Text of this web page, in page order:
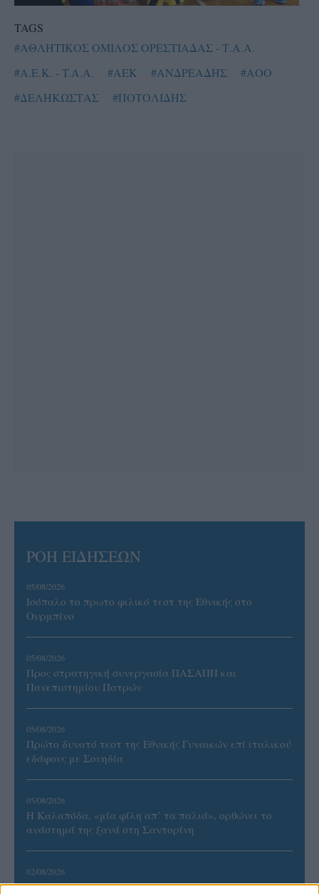
TAGS
#ΑΘΛΗΤΙΚΟΣ ΟΜΙΛΟΣ ΟΡΕΣΤΙΑΔΑΣ - Τ.Α.Α.
#A.E.K. - T.A.A.
#AEK #ΑΝΔΡΕΑΔΗΣ
#ΑΟΟ
#ΔΕΛΗΚΩΣΤΑΣ
#ΠΟΤΟΛΙΔΗΣ
ΡΟΗ ΕΙΔΗΣΕΩΝ
05/08/2026
Ισόπαλο το πρωτο φιλικό τεστ της Εθνικής στο
Ουρμπίνο
05/08/2026
Προς στρατηγική συνεργασία ΠΑΣΑΠΠ και
Πανεπιστημίου Πατρών
05/08/2026
Πρώτο δυνατό τεστ της Εθνικής Γυναικών επί ιταλικού
εδάφους με Σουηδία
05/08/2026
Η Καλαπόδα, «μία φίλη απ’ τα παλιά», ορθώνει το
ανάστημά της ξανά στη Σαντορίνη
02/08/2026
Η Πολωνία λύγισε τις ΗΠΑ στο τάι μπρέικ και